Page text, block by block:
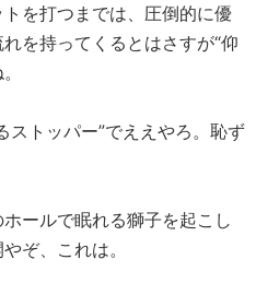
を打つまでは、圧倒的に優
を持ってくるとはさすが“仰
ストッパー”でええやろ。恥ず
ールで眠れる獅子を起こし
ぞ、これは。